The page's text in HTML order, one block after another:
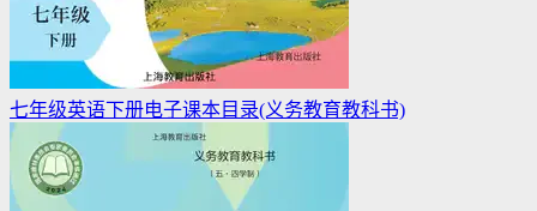
七年级英语下册电子课本目录(义务教育教科书)